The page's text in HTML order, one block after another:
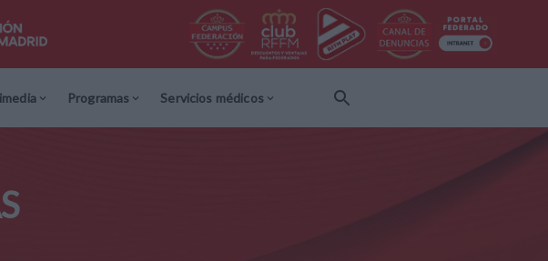
Programas Servicios médicos